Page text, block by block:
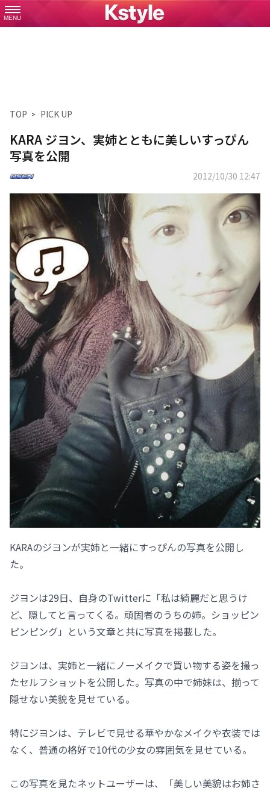
MENU
TOP PICK UP
KARA ジヨン、実姉とともに美しいすっぴん
写真を公開
2012/10/30 12:47
KARAのジヨンが実姉と一緒にすっぴんの写真を公開し
た。
ジヨンは29日、自身のTwitterに「私は綺麗だと思うけ
ど、隠してと言ってくる。頑固者のうちの姉。ショッピン
ピンピング」という文章と共に写真を掲載した。
ジヨンは、実姉と一緒にノーメイクで買い物する姿を撮っ
たセルフショットを公開した。写真の中で姉妹は、揃って
隠せない美貌を見せている。
特にジヨンは、テレビで見せる華やかなメイクや衣装では
なく、普通の格好で10代の少女の雰囲気を見せている。
この写真を見たネットユーザーは、「美しい美貌はお姉さ